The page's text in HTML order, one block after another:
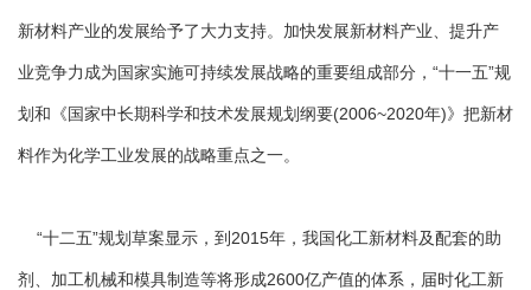
新材料产业的发展给予了大力支持。加快发展新材料产业、提升产
业竞争力成为国家实施可持续发展战略的重要组成部分，“十一五”规
划和《国家中长期科学和技术发展规划纲要(2006~2020年)》把新材
料作为化学工业发展的战略重点之一。
“十二五”规划草案显示，到2015年，我国化工新材料及配套的助
剂、加工机械和模具制造等将形成2600亿产值的体系，届时化工新